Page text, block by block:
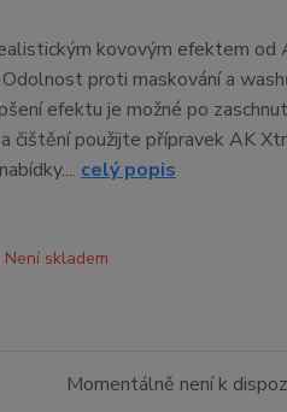
kovovým efektem od
proti maskování a
efektu je možné po
čištění použijte přípravek AK
celý popis
Není skladem
Momentálně není k